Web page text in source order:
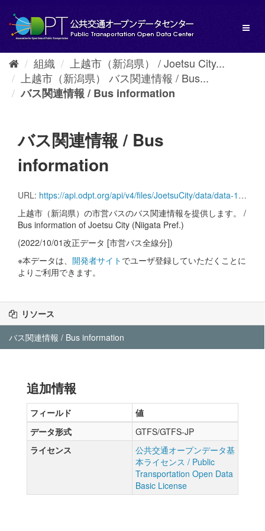
し
組織
上越市（新潟県） / Joetsu City...
上越市（新潟県） バス関連情報 / Bus...
バス関連情報 / Bus information
バス関連情報 / Bus
information
URL: https://api.odpt.org/api/v4/files/JoetsuCity/data/data-1.zip?acl:consumerKey=[発行されたアクセストークン/YOUR_ACCESS_TOKEN]
上越市（新潟県）の市営バスのバス関連情報を提供します。 /
Bus information of Joetsu City (Niigata Pref.)
(2022/10/01改正データ [市営バス全線分])
※本データは、 開発者サイト でユーザ登録していただくことに
よりご利用できます。
リソース
バス関連情報 / Bus information
追加情報
フィールド
値
データ形式
GTFS/GTFS-JP
ライセンス
公共交通オープンデータ基
本ライセンス / Public
Transportation Open Data
Basic License